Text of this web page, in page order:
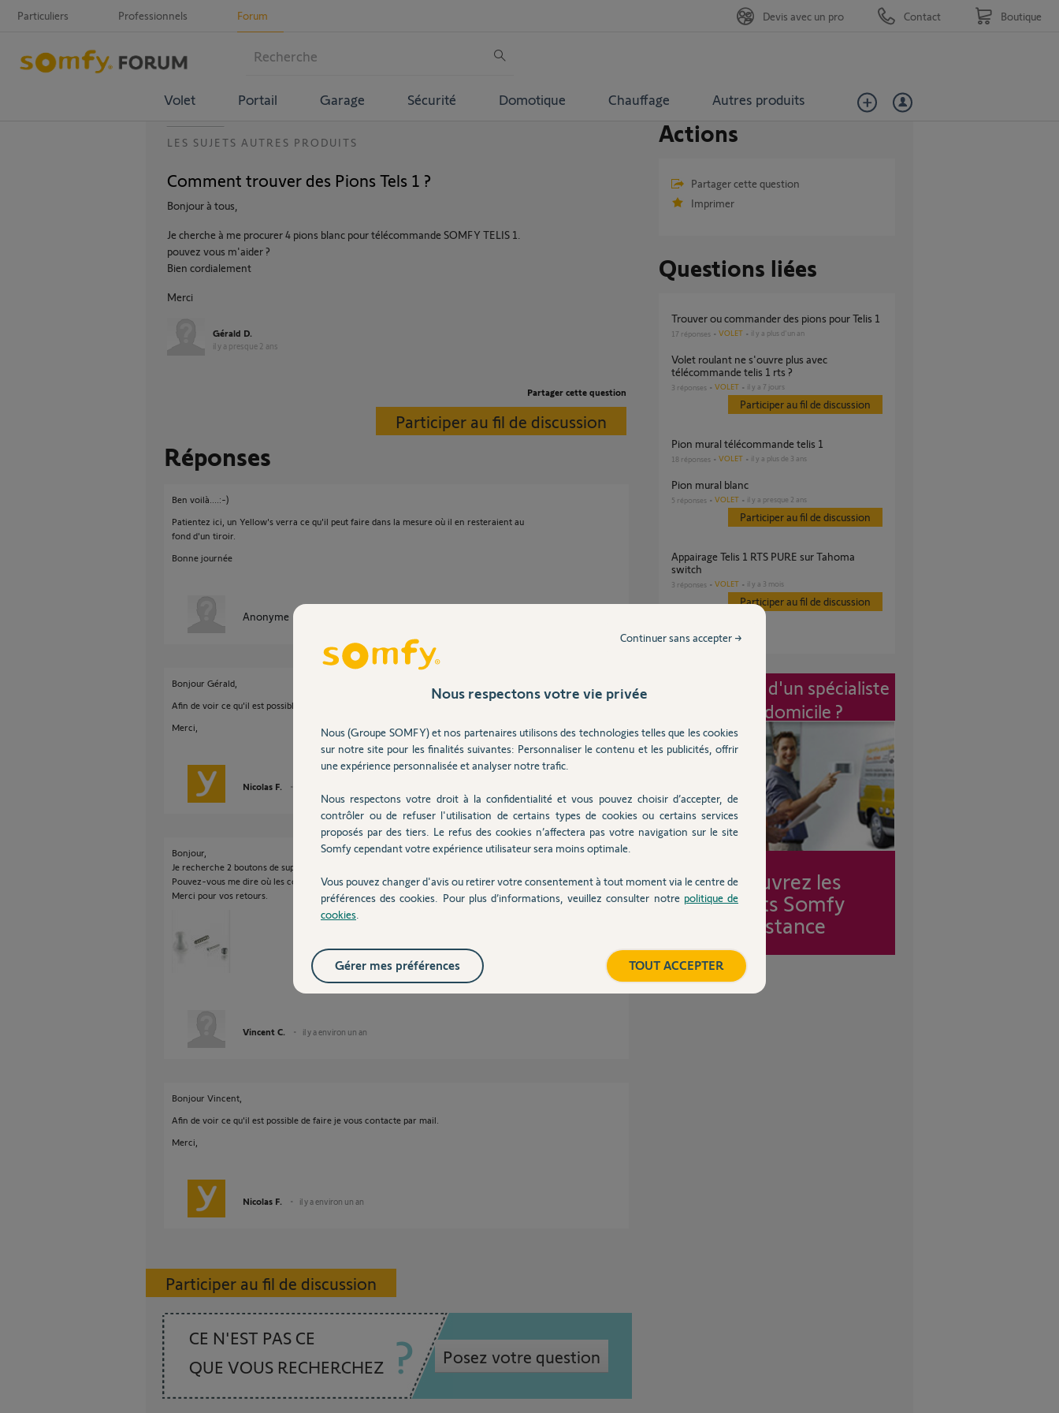
Particuliers Professionnels Forum
Volet Portail Garage Sécurité Domotique Chauffage Autres produits
Devis avec un pro Contact Boutique
LES SUJETS AUTRES PRODUITS
Comment trouver des Pions Tels 1 ?
Bonjour à tous,
Je cherche à me procurer 4 pions blanc pour télécommande SOMFY TELIS 1.
pouvez vous m'aider ?
Bien cordialement
Merci
Gérald D.
il y a presque 2 ans
Partager cette question
Participer au fil de discussion
Réponses
Ben voilà....:-)
Patientez ici, un Yellow's verra ce qu'il peut faire dans la mesure où il en resteraient au
fond d'un tiroir.
Bonne journée
Anonyme
Bonjour Gérald,
Afin de voir ce qu'il est possible de faire je vous contacte par mail.
Merci,
Nicolas F.
Bonjour,
Je recherche 2 boutons de support mural pour télécommande telis1.
Pouvez-vous me dire où les commander.
Merci pour vos retours.
Vincent C. il y a environ un an
Bonjour Vincent,
Afin de voir ce qu'il est possible de faire je vous contacte par mail.
Merci,
Nicolas F. il y a environ un an
Participer au fil de discussion
CE N'EST PAS CE
QUE VOUS RECHERCHEZ
Posez votre question
Actions
Partager cette question
Imprimer
Questions liées
Trouver ou commander des pions pour Telis 1
17 réponses VOLET il y a plus d'un an
Volet roulant ne s'ouvre plus avec
télécommande telis 1 rts ?
3 réponses VOLET il y a 7 jours
Participer au fil de discussion
Pion mural télécommande telis 1
18 réponses VOLET il y a plus de 3 ans
Pion mural blanc
5 réponses VOLET il y a presque 2 ans
Participer au fil de discussion
Appairage Telis 1 RTS PURE sur Tahoma
switch
3 réponses VOLET il y a 3 mois
Participer au fil de discussion
Intervention d'un spécialiste
à mon domicile ?
Découvrez les
forfaits Somfy
Assistance
Nous respectons votre vie privée
Nous (Groupe SOMFY) et nos partenaires utilisons des technologies telles que les cookies
sur notre site pour les finalités suivantes: Personnaliser le contenu et les publicités, offrir
une expérience personnalisée et analyser notre trafic.
Nous respectons votre droit à la confidentialité et vous pouvez choisir d’accepter, de
contrôler ou de refuser l'utilisation de certains types de cookies ou certains services
proposés par des tiers. Le refus des cookies n’affectera pas votre navigation sur le site
Somfy cependant votre expérience utilisateur sera moins optimale.
Vous pouvez changer d'avis ou retirer votre consentement à tout moment via le centre de
préférences des cookies. Pour plus d’informations, veuillez consulter notre politique de
cookies
Continuer sans accepter →
TOUT ACCEPTER
Gérer mes préférences